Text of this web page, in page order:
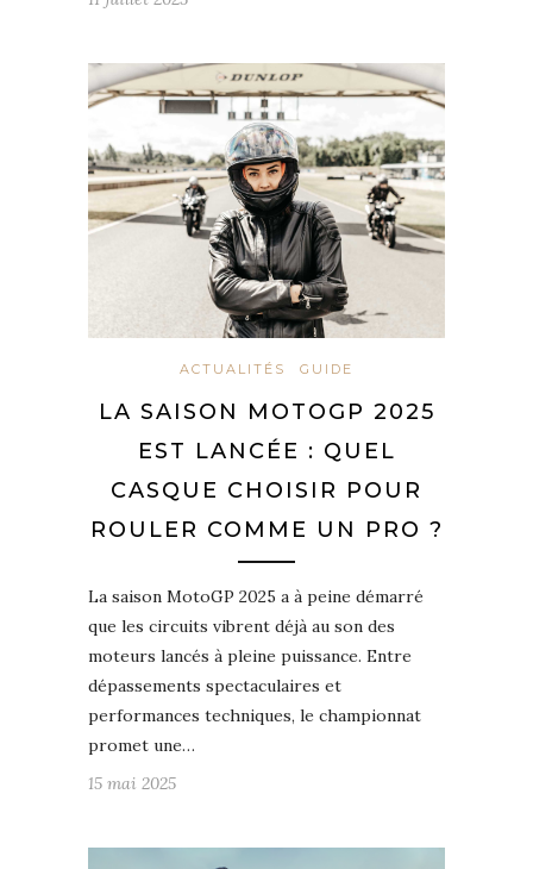
ACTUALITÉS GUIDE
LA SAISON MOTOGP 2025
EST LANCÉE : QUEL
CASQUE CHOISIR POUR
ROULER COMME UN PRO ?
La saison MotoGP 2025 a à peine démarré
que les circuits vibrent déjà au son des
moteurs lancés à pleine puissance. Entre
dépassements spectaculaires et
performances techniques, le championnat
promet une…
15 mai 2025